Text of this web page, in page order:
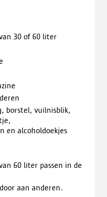
30 of 60 liter
borstel, vuilnisblik,
en alcoholdoekjes
60 liter passen in de
aan anderen.